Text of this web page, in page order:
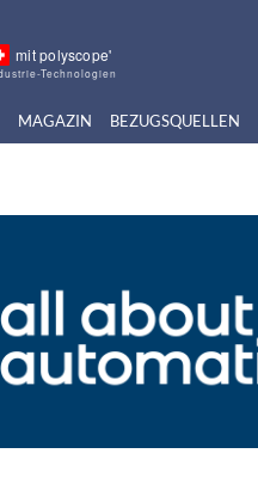
mit polyscope'
Technologien
MAGAZIN BEZUGSQUELLEN